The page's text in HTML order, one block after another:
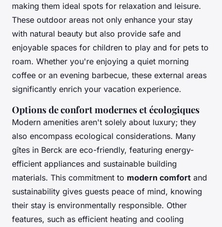
making them ideal spots for relaxation and leisure.
These outdoor areas not only enhance your stay
with natural beauty but also provide safe and
enjoyable spaces for children to play and for pets to
roam. Whether you're enjoying a quiet morning
coffee or an evening barbecue, these external areas
significantly enrich your vacation experience.
Options de confort modernes et écologiques
Modern amenities aren't solely about luxury; they
also encompass ecological considerations. Many
gîtes in Berck are eco-friendly, featuring energy-
efficient appliances and sustainable building
materials. This commitment to modern comfort and
sustainability gives guests peace of mind, knowing
their stay is environmentally responsible. Other
features, such as efficient heating and cooling